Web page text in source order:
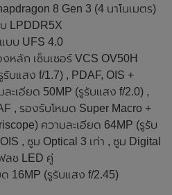
8 Gen 3 (4 นาโนเมตร)
LPDDR5X
บบ UFS 4.0
ลัก เซ็นเซอร์ VCS OV50H
บแสง f/1.7) , PDAF, OIS +
ะเอียด 50MP (รูรับแสง f/2.0) ,
, รองรับโหมด Super Macro +
ความละเอียด 64MP (รูรับ
, ซูม Optical 3 เท่า , ซูม Digital
ลช LED คู่
16MP (รูรับแสง f/2.45)